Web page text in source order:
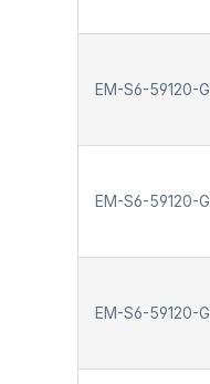
EM-S6-59120-
EM-S6-59120-
EM-S6-59120-